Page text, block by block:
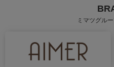
ミマツグル